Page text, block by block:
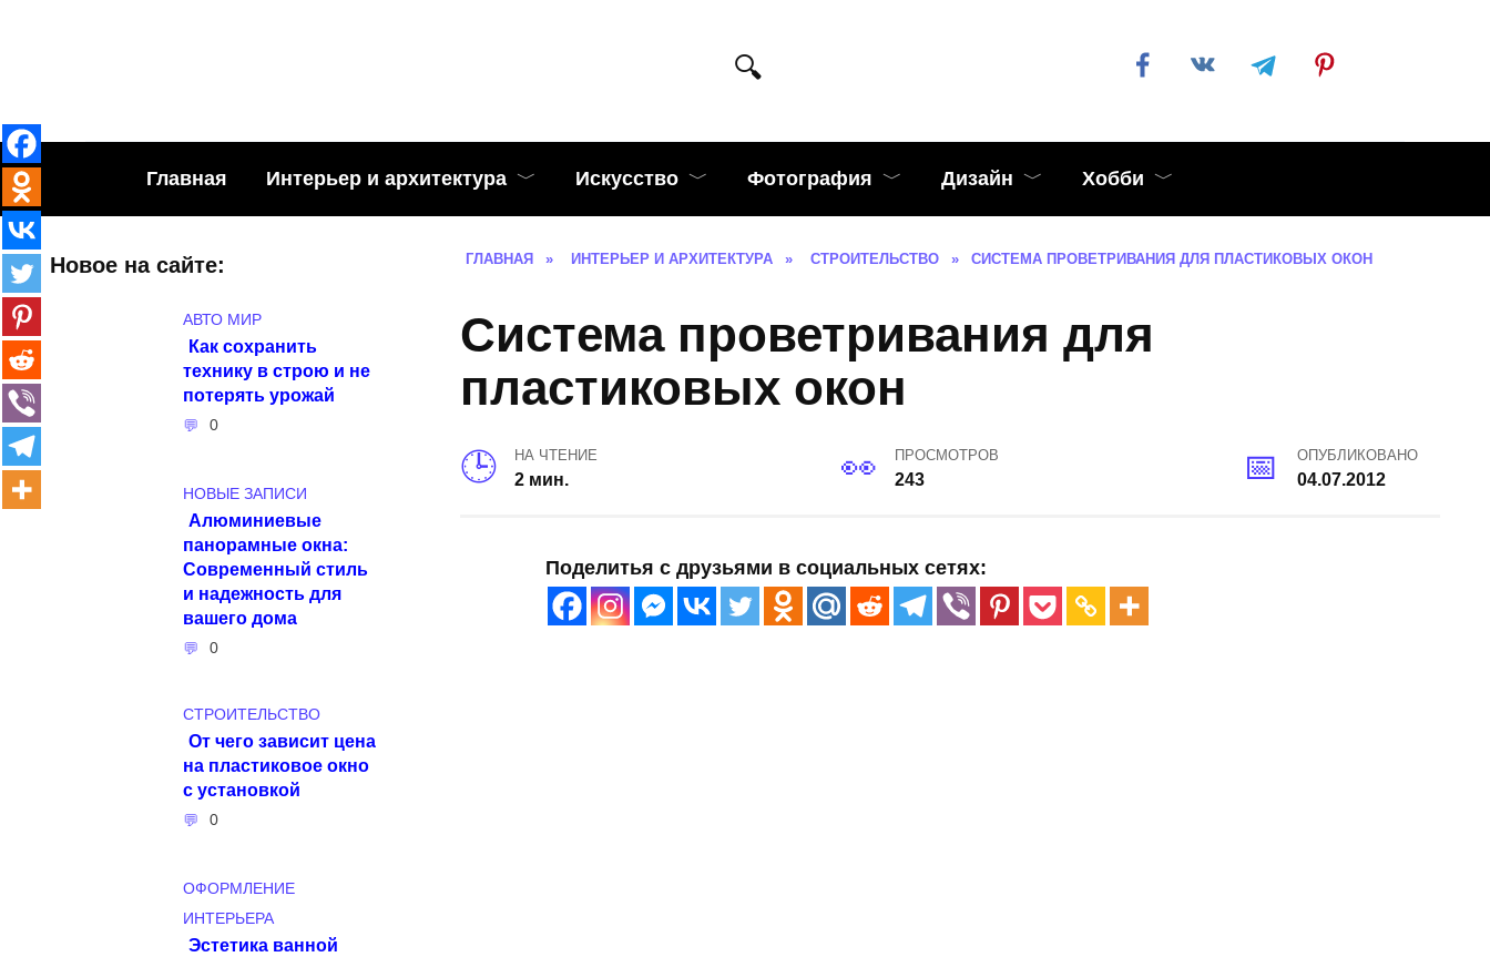
Главная Интерьер и архитектура Искусство Фотография Дизайн Хобби
ГЛАВНАЯ » ИНТЕРЬЕР И АРХИТЕКТУРА » СТРОИТЕЛЬСТВО » СИСТЕМА ПРОВЕТРИВАНИЯ ДЛЯ ПЛАСТИКОВЫХ ОКОН
Система проветривания для
пластиковых окон
НА ЧТЕНИЕ
2 мин.
ПРОСМОТРОВ
243
ОПУБЛИКОВАНО
04.07.2012
Поделитья с друзьями в социальных сетях:
Новое на сайте:
АВТО МИР
Как сохранить
технику в строю и не
потерять урожай
0
НОВЫЕ ЗАПИСИ
Алюминиевые
панорамные окна:
Современный стиль
и надежность для
вашего дома
0
СТРОИТЕЛЬСТВО
От чего зависит цена
на пластиковое окно
с установкой
0
ОФОРМЛЕНИЕ
ИНТЕРЬЕРА
Эстетика ванной